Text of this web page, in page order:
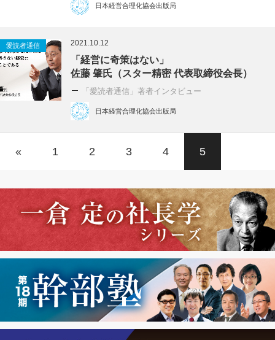
日本経営合理化協会出版局
愛読者通信 2021.10.12
「経営に奇策はない」
佐藤 肇氏（スター精密 代表取締役会長）
「愛読者通信」著者インタビュー
日本経営合理化協会出版局
« 1 2 3 4 5